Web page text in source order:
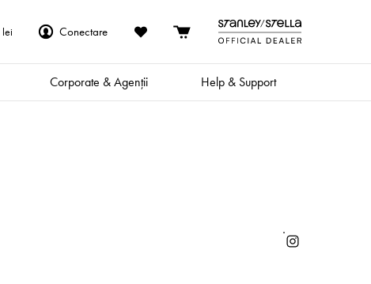
Conectare
Corporate & Agenții Help & Support